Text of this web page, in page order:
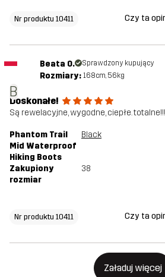
Nr produktu 10411 Czy ta
B
Beata O. Sprawdzony kupujący
Rozmiary: 168cm, 56kg
Doskonałe!
Są rewelacyjne, wygodne, ciepłe. totalne!!!
Phantom Trail
Mid Waterproof
Hiking Boots
Black
Zakupiony
rozmiar
38
Nr produktu 10411 Czy ta
Załaduj więcej